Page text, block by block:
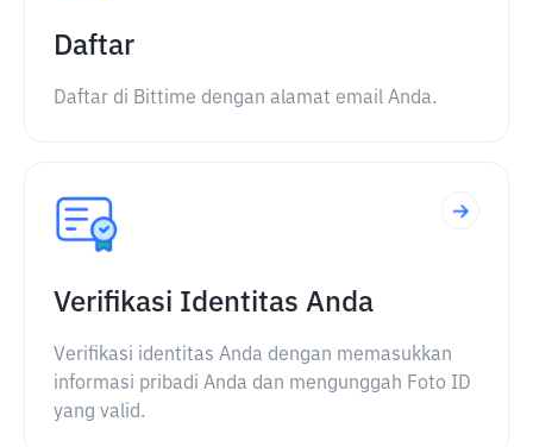
Daftar
Daftar di Bittime dengan alamat email Anda.
Verifikasi Identitas Anda
Verifikasi identitas Anda dengan memasukkan
informasi pribadi Anda dan mengunggah Foto ID
yang valid.